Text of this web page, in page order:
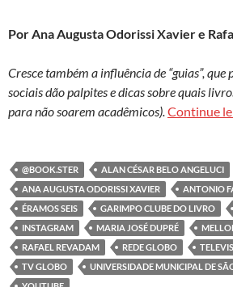
Por Ana Augusta Odorissi Xavier e
Cresce também a influência de “guias”, que
sociais dão palpites e dicas sobre quais
para não soarem acadêmicos).Continue
@BOOK.STER
ALAN CÉSAR BELO ANGELUCI
ANA AUGUSTA ODORISSI XAVIER
ANTONIO
ÉRAMOS SEIS
GARIMPO CLUBE DO LIVRO
INSTAGRAM
MARIA JOSÉ DUPRÉ
RAFAEL REVADAM
REDE GLOBO
TV GLOBO
UNIVERSIDADE MUNICIPAL DE